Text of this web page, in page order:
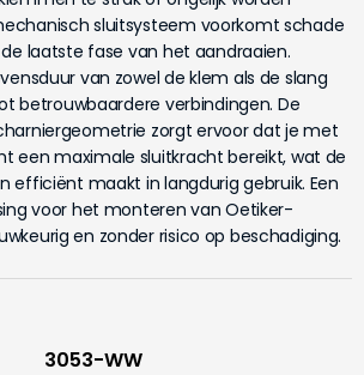
sluitsysteem voorkomt schade
laatste fase van het aandraaien.
van zowel de klem als de slang
betrouwbaardere verbindingen. De
zorgt ervoor dat je met
een maximale sluitkracht bereikt, wat de
efficiënt maakt in langdurig gebruik. Een
voor het monteren van Oetiker-
en zonder risico op beschadiging.
3053-WW